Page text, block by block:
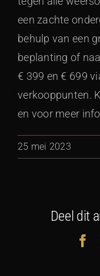
een zachte
behulp van een
beplanting of
€ 399 en € 699
verkooppunten.
en voor meer
25 mei 2023
Deel dit